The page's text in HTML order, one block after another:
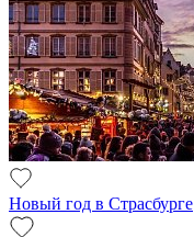
Новый год в Страсбурге